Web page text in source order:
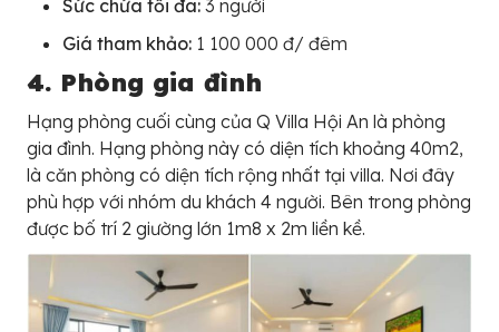
Sức chứa tối đa: 3 người
Giá tham khảo: 1 100 000 đ/ đêm
4. Phòng gia đình
Hạng phòng cuối cùng của Q Villa Hội An là phòng
gia đình. Hạng phòng này có diện tích khoảng 40m2,
là căn phòng có diện tích rộng nhất tại villa. Nơi đây
phù hợp với nhóm du khách 4 người. Bên trong phòng
được bố trí 2 giường lớn 1m8 x 2m liền kề.